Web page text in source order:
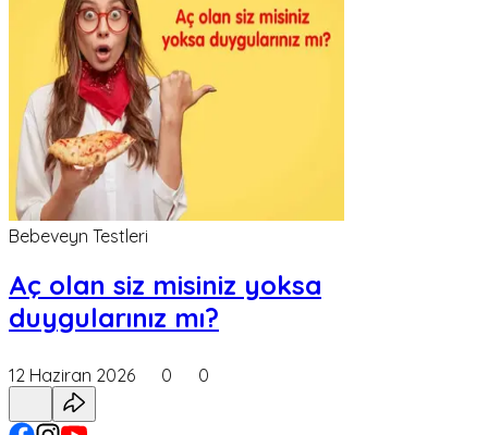
Bebeveyn Testleri
Aç olan siz misiniz yoksa
duygularınız mı?
12 Haziran 2026 0 0